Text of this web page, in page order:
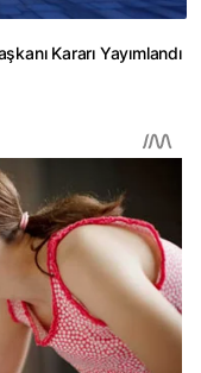
Kararı Yayımlandı